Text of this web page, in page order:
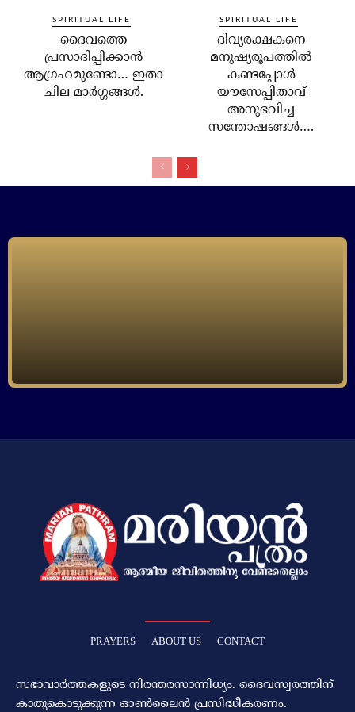
SPIRITUAL LIFE
ദൈവത്തെ
പ്രസാദിപ്പിക്കാന്‍
ആഗ്രഹമുണ്ടോ… ഇതാ
ചില മാര്‍ഗ്ഗങ്ങള്‍.
SPIRITUAL LIFE
ദിവ്യരക്ഷകനെ
മനുഷ്യരൂപത്തില്‍
കണ്ടപ്പോള്‍
യൗസേപ്പിതാവ്
അനുഭവിച്ച
സന്തോഷങ്ങള്‍….
PRAYERS ABOUT US CONTACT
സഭാവാര്‍ത്തകളുടെ നിരന്തരസാന്നിധ്യം. ദൈവസ്വരത്തിന്‌
കാതുകൊടുക്കുന്ന ഓണ്‍ലൈന്‍ പ്രസിദ്ധീകരണം.